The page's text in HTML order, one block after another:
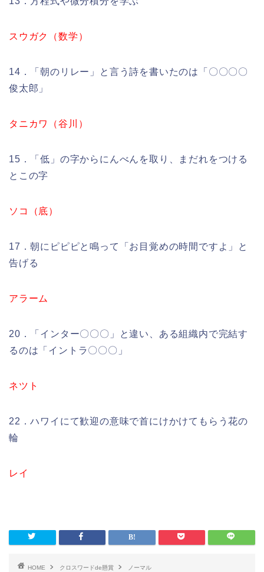
スウガク（数学）
14．「朝のリレー」と言う詩を書いたのは「〇〇〇〇
俊太郎」
タニカワ（谷川）
15．「低」の字からにんべんを取り、まだれをつける
とこの字
ソコ（底）
17．朝にピピピと鳴って「お目覚めの時間ですよ」と
告げる
アラーム
20．「インター〇〇〇」と違い、ある組織内で完結す
るのは「イントラ〇〇〇」
ネツト
22．ハワイにて歓迎の意味で首にけかけてもらう花の
輪
レイ
HOME クロスワードde懸賞
ノーマル